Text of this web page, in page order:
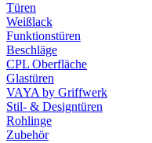
Türen
Weißlack
Funktionstüren
Beschläge
CPL Oberfläche
Glastüren
VAYA by Griffwerk
Stil- & Designtüren
Rohlinge
Zubehör